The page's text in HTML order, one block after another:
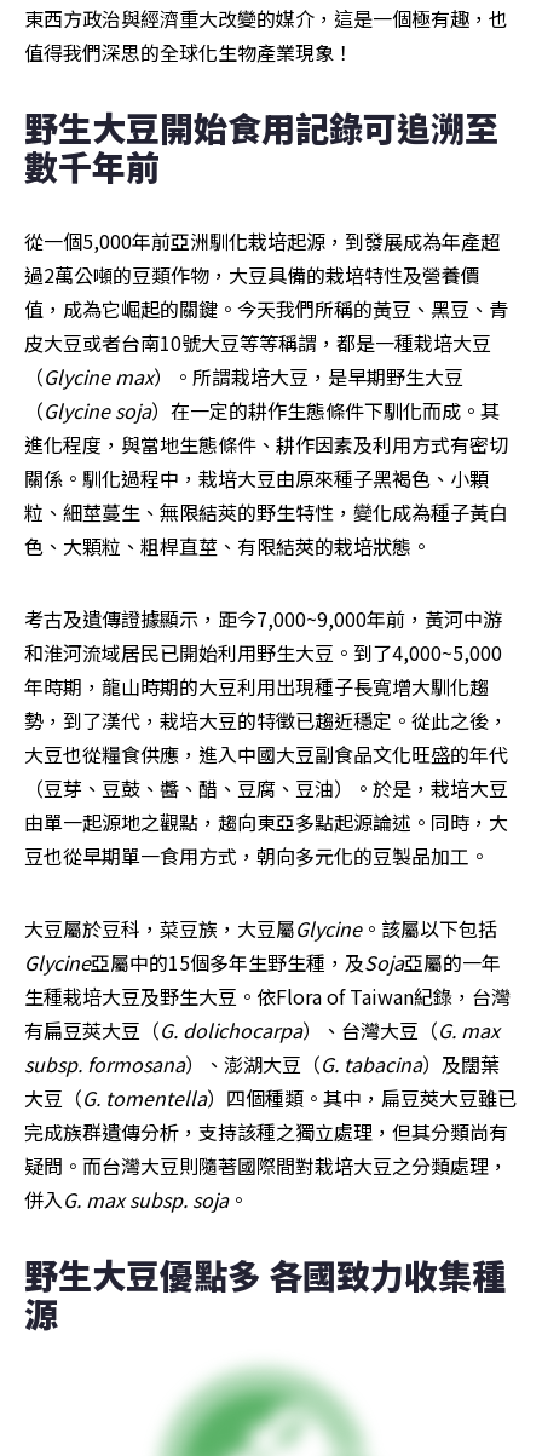
東西方政治與經濟重大改變的媒介，這是一個極有趣，也
值得我們深思的全球化生物產業現象！
野生大豆開始食用記錄可追溯至
數千年前
從一個5,000年前亞洲馴化栽培起源，到發展成為年產超
過2萬公噸的豆類作物，大豆具備的栽培特性及營養價
值，成為它崛起的關鍵。今天我們所稱的黃豆、黑豆、青
皮大豆或者台南10號大豆等等稱謂，都是一種栽培大豆
（Glycine max）。所謂栽培大豆，是早期野生大豆
（Glycine soja）在一定的耕作生態條件下馴化而成。其
進化程度，與當地生態條件、耕作因素及利用方式有密切
關係。馴化過程中，栽培大豆由原來種子黑褐色、小顆
粒、細莖蔓生、無限結莢的野生特性，變化成為種子黃白
色、大顆粒、粗桿直莖、有限結莢的栽培狀態。
考古及遺傳證據顯示，距今7,000~9,000年前，黃河中游
和淮河流域居民已開始利用野生大豆。到了4,000~5,000
年時期，龍山時期的大豆利用出現種子長寬增大馴化趨
勢，到了漢代，栽培大豆的特徵已趨近穩定。從此之後，
大豆也從糧食供應，進入中國大豆副食品文化旺盛的年代
（豆芽、豆鼓、醬、醋、豆腐、豆油）。於是，栽培大豆
由單一起源地之觀點，趨向東亞多點起源論述。同時，大
豆也從早期單一食用方式，朝向多元化的豆製品加工。
大豆屬於豆科，菜豆族，大豆屬Glycine。該屬以下包括
Glycine亞屬中的15個多年生野生種，及Soja亞屬的一年
生種栽培大豆及野生大豆。依Flora of Taiwan紀錄，台灣
有扁豆莢大豆（G. dolichocarpa）、台灣大豆（G. max
subsp. formosana）、澎湖大豆（G. tabacina）及闊葉
大豆（G. tomentella）四個種類。其中，扁豆莢大豆雖已
完成族群遺傳分析，支持該種之獨立處理，但其分類尚有
疑問。而台灣大豆則隨著國際間對栽培大豆之分類處理，
併入G. max subsp. soja。
野生大豆優點多 各國致力收集種
源